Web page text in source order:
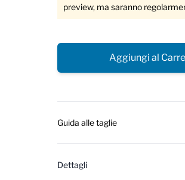
preview, ma saranno
Aggiungi al
Guida alle taglie
Dettagli